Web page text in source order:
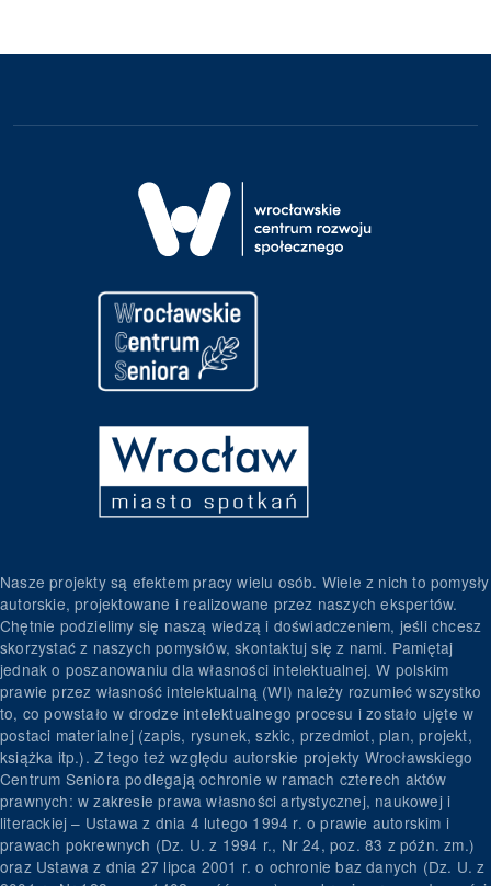
Nasze projekty są efektem pracy wielu osób. Wiele z nich to pomysły
autorskie, projektowane i realizowane przez naszych ekspertów.
Chętnie podzielimy się naszą wiedzą i doświadczeniem, jeśli chcesz
skorzystać z naszych pomysłów, skontaktuj się z nami. Pamiętaj
jednak o poszanowaniu dla własności intelektualnej. W polskim
prawie przez własność intelektualną (WI) należy rozumieć wszystko
to, co powstało w drodze intelektualnego procesu i zostało ujęte w
postaci materialnej (zapis, rysunek, szkic, przedmiot, plan, projekt,
książka itp.). Z tego też względu autorskie projekty Wrocławskiego
Centrum Seniora podlegają ochronie w ramach czterech aktów
prawnych: w zakresie prawa własności artystycznej, naukowej i
literackiej – Ustawa z dnia 4 lutego 1994 r. o prawie autorskim i
prawach pokrewnych (Dz. U. z 1994 r., Nr 24, poz. 83 z późn. zm.)
oraz Ustawa z dnia 27 lipca 2001 r. o ochronie baz danych (Dz. U. z